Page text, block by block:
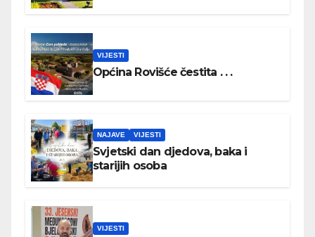
VIJESTI
Općina Rovišće čestita . . .
NAJAVE VIJESTI
Svjetski dan djedova, baka i
starijih osoba
VIJESTI